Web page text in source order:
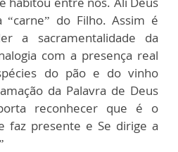
do Filho. Assim é
a sacramentalidade da
com a presença real
do pão e do vinho
da Palavra de Deus
reconhecer que é o
faz presente e Se dirige a